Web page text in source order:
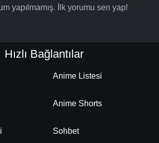
yapılmamış. İlk yorumu sen yap!
Hızlı Bağlantılar
Anime Listesi
Anime Shorts
Sohbet